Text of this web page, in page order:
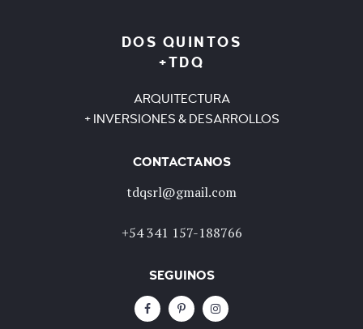
DOS QUINTOS
+TDQ
ARQUITECTURA
+ INVERSIONES & DESARROLLOS
CONTACTANOS
tdqsrl@gmail.com
+54 341 157-188766
SEGUINOS